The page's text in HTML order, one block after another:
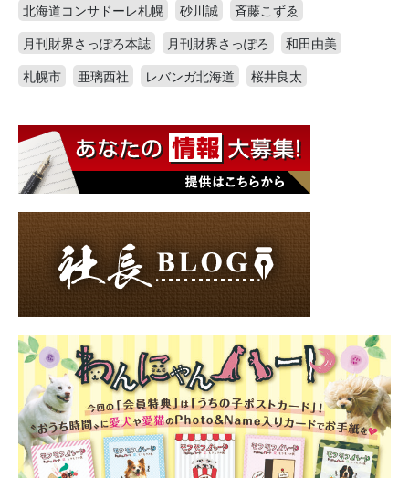
北海道コンサドーレ札幌
砂川誠
斉藤こずゑ
月刊財界さっぽろ本誌
月刊財界さっぽろ
和田由美
札幌市
亜璃西社 レバンガ北海道 桜井良太